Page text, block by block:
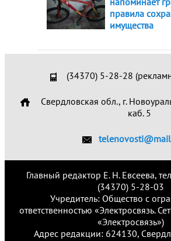
правила
имущества
(34370) 5-28-28
Свердловская обл., г.
каб. 5
Главный редактор Е. Н. Евсеева,
(34370) 5-28-03
Учредитель: Общество с
ответственностью «Электросвязь.
«Электросвязь»)
Адрес редакции: 624130,